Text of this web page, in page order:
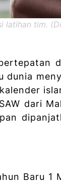
latihan tim.
dunia
dari
Baru 1